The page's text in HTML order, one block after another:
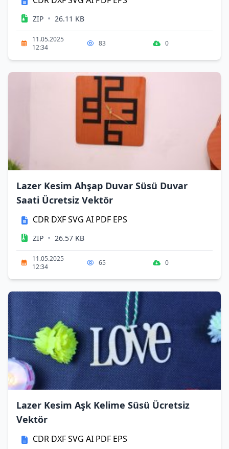
ZIP • 26.11 KB
11.05.2025
12:34
83 0
Lazer Kesim Ahşap Duvar Süsü Duvar
Saati Ücretsiz Vektör
CDR DXFSVG AI PDF EPS
ZIP • 26.57 KB
11.05.2025
12:34
65 0
Lazer Kesim Aşk Kelime Süsü Ücretsiz
Vektör
CDR DXFSVG AI PDF EPS